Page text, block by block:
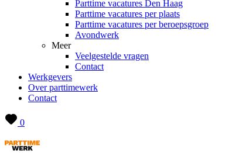
Parttime vacatures Den Haag
Parttime vacatures per plaats
Parttime vacatures per beroepsgroep
Avondwerk
Meer
Veelgestelde vragen
Contact
Werkgevers
Over parttimewerk
Contact
0